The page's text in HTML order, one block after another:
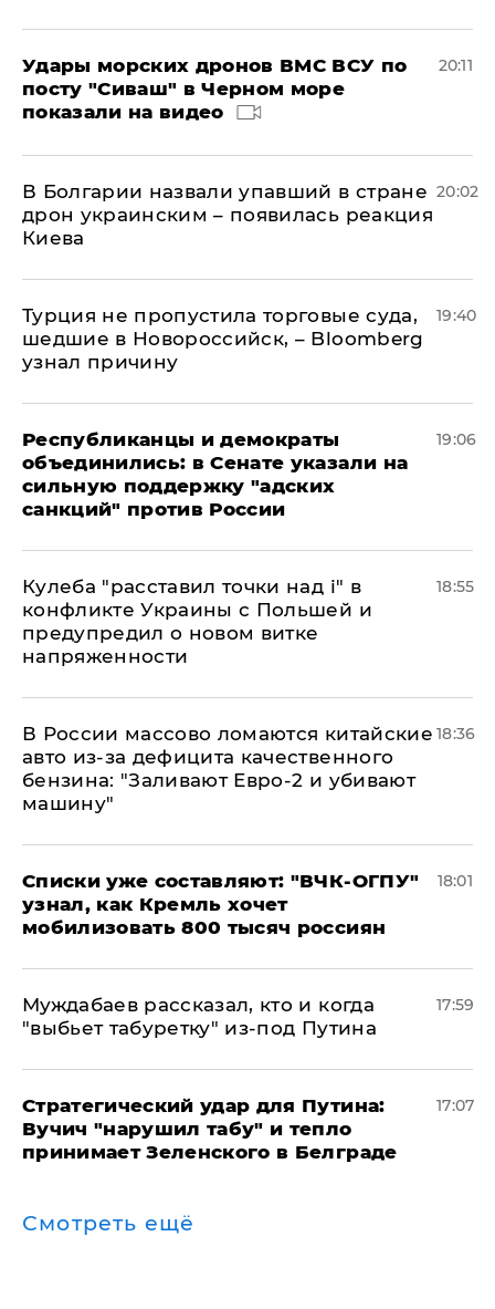
Удары морских дронов ВМС ВСУ по
посту "Сиваш" в Черном море
показали на видео
20:11
В Болгарии назвали упавший в стране
дрон украинским – появилась реакция
Киева
20:02
Турция не пропустила торговые суда,
шедшие в Новороссийск, – Bloomberg
узнал причину
19:40
Республиканцы и демократы
объединились: в Сенате указали на
сильную поддержку "адских
санкций" против России
19:06
Кулеба "расставил точки над і" в
конфликте Украины с Польшей и
предупредил о новом витке
напряженности
18:55
В России массово ломаются китайские
авто из-за дефицита качественного
бензина: "Заливают Евро-2 и убивают
машину"
18:36
Списки уже составляют: "ВЧК-ОГПУ"
узнал, как Кремль хочет
мобилизовать 800 тысяч россиян
18:01
Муждабаев рассказал, кто и когда
"выбьет табуретку" из-под Путина
17:59
Стратегический удар для Путина:
Вучич "нарушил табу" и тепло
принимает Зеленского в Белграде
17:07
Смотреть ещё